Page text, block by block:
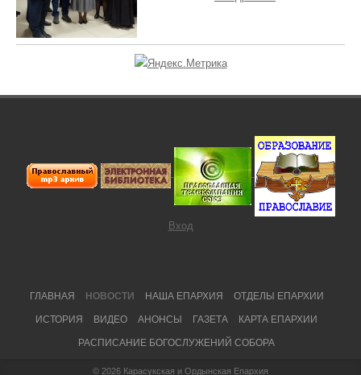
Вход
Footer Menu
ГЛАВНАЯ НОВОСТИ НАША ЕПАРХИЯ ОТДЕЛЫ ЕПАРХИИ
ИСТОРИЯ ВИДЕО АНОНСЫ ГАЗЕТА КАРТА ЕПАРХИИ
РАСПИСАНИЕ БОГОСЛУЖЕНИЙ СОБОРА
© 2026 Карасукская и Ордынская Епархия